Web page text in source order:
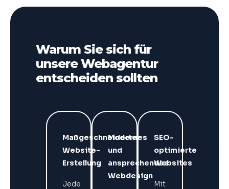
Warum Sie sich für
unsere Webagentur
entscheiden sollten
Maßgeschneiderte
Website-
Erstellung
Jede
Modernes
und
ansprechendes
Webdesign
SEO-
optimierte
Websites
Mit